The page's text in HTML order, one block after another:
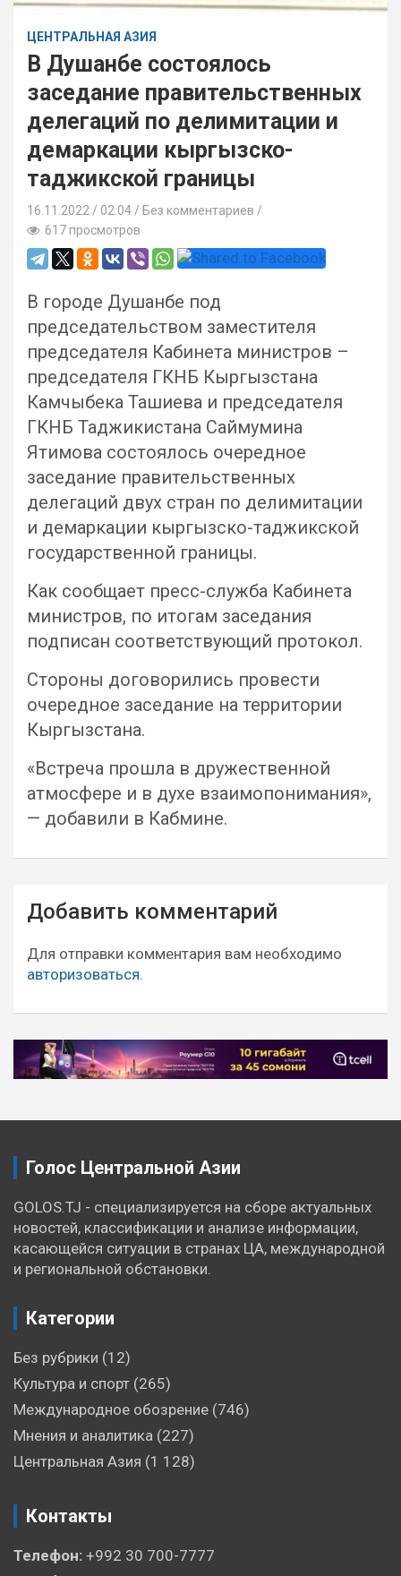
ЦЕНТРАЛЬНАЯ АЗИЯ
В Душанбе состоялось
заседание правительственных
делегаций по делимитации и
демаркации кыргызско-
таджикской границы
16.11.2022 02:04 / Без комментариев
617 просмотров
В городе Душанбе под
председательством заместителя
председателя Кабинета министров –
председателя ГКНБ Кыргызстана
Камчыбека Ташиева и председателя
ГКНБ Таджикистана Саймумина
Ятимова состоялось очередное
заседание правительственных
делегаций двух стран по делимитации
и демаркации кыргызско-таджикской
государственной границы.
Как сообщает пресс-служба Кабинета
министров, по итогам заседания
подписан соответствующий протокол.
Стороны договорились провести
очередное заседание на территории
Кыргызстана.
«Встреча прошла в дружественной
атмосфере и в духе взаимопонимания»,
— добавили в Кабмине.
Навигация
по
записям
Добавить комментарий
Для отправки комментария вам необходимо
авторизоваться.
Голос Центральной Азии
GOLOS.TJ - специализируется на сборе актуальных
новостей, классификации и анализе информации,
касающейся ситуации в странах ЦА, международной
и региональной обстановки.
Категории
Без рубрики (12)
Культура и спорт (265)
Международное обозрение (746)
Мнения и аналитика (227)
Центральная Азия (1 128)
Контакты
Телефон: +992 30 700-7777